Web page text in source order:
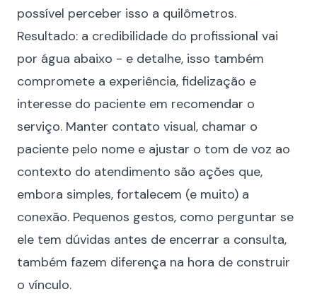
possível perceber isso a quilômetros.
Resultado: a credibilidade do profissional vai
por água abaixo - e detalhe, isso também
compromete a experiência, fidelização e
interesse do paciente em recomendar o
serviço. Manter contato visual, chamar o
paciente pelo nome e ajustar o tom de voz ao
contexto do atendimento são ações que,
embora simples, fortalecem (e muito) a
conexão. Pequenos gestos, como perguntar se
ele tem dúvidas antes de encerrar a consulta,
também fazem diferença na hora de construir
o vínculo.